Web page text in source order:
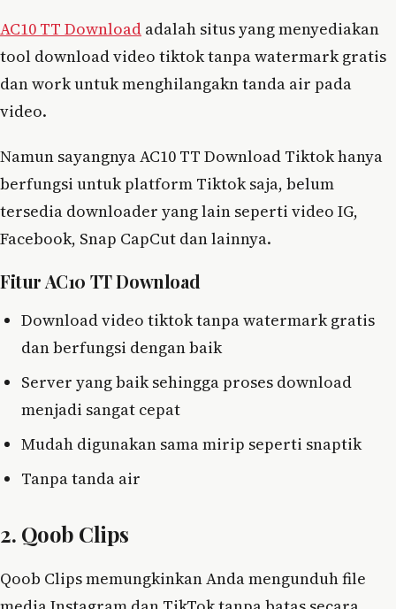
AC10 TT Download adalah situs yang menyediakan
tool download video tiktok tanpa watermark gratis
dan work untuk menghilangakn tanda air pada
video.
Namun sayangnya AC10 TT Download Tiktok hanya
berfungsi untuk platform Tiktok saja, belum
tersedia downloader yang lain seperti video IG,
Facebook, Snap CapCut dan lainnya.
Fitur AC10 TT Download
Download video tiktok tanpa watermark gratis
dan berfungsi dengan baik
Server yang baik sehingga proses download
menjadi sangat cepat
Mudah digunakan sama mirip seperti snaptik
Tanpa tanda air
2. Qoob Clips
Qoob Clips memungkinkan Anda mengunduh file